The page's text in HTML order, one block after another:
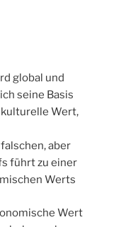
global und
seine Basis
kulturelle Wert,
aber
führt zu einer
Werts
Wert